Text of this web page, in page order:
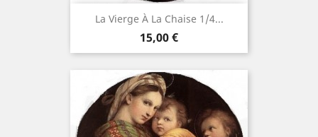
La Vierge À La Chaise 1/4...
Prix
15,00 €